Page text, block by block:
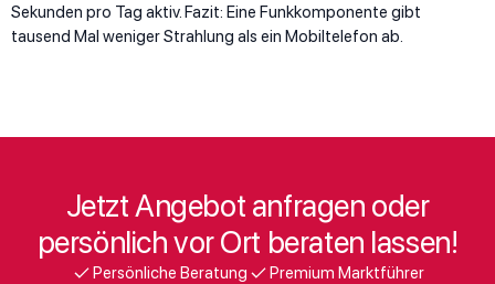
Sekunden pro Tag aktiv. Fazit: Eine Funkkomponente gibt
tausend Mal weniger Strahlung als ein Mobiltelefon ab.
Jetzt Angebot anfragen oder
persönlich vor Ort beraten lassen!
Persönliche Beratung
Premium Marktführer